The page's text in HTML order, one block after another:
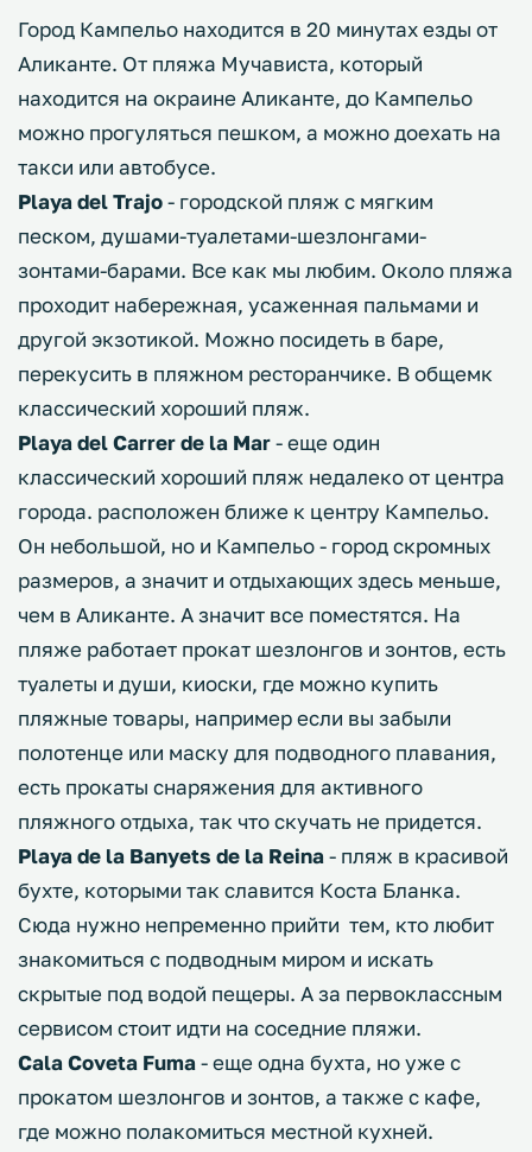
Город Кампельо находится в 20 минутах езды от
Аликанте. От пляжа Мучависта, который
находится на окраине Аликанте, до Кампельо
можно прогуляться пешком, а можно доехать на
такси или автобусе.
Playa del Trajo- городской пляж с мягким
песком, душами-туалетами-шезлонгами-
зонтами-барами. Все как мы любим. Около пляжа
проходит набережная, усаженная пальмами и
другой экзотикой. Можно посидеть в баре,
перекусить в пляжном ресторанчике. В общемк
классический хороший пляж.
Playa del Carrer de la Mar- еще один
классический хороший пляж недалеко от центра
города. расположен ближе к центру Кампельо.
Он небольшой, но и Кампельо - город скромных
размеров, а значит и отдыхающих здесь меньше,
чем в Аликанте. А значит все поместятся. На
пляже работает прокат шезлонгов и зонтов, есть
туалеты и души, киоски, где можно купить
пляжные товары, например если вы забыли
полотенце или маску для подводного плавания,
есть прокаты снаряжения для активного
пляжного отдыха, так что скучать не придется.
Playa de la Banyets de la Reina- пляж в красивой
бухте, которыми так славится Коста Бланка.
Сюда нужно непременно прийти тем, кто любит
знакомиться с подводным миром и искать
скрытые под водой пещеры. А за первоклассным
сервисом стоит идти на соседние пляжи.
Cala Coveta Fuma- еще одна бухта, но уже с
прокатом шезлонгов и зонтов, а также с кафе,
где можно полакомиться местной кухней.